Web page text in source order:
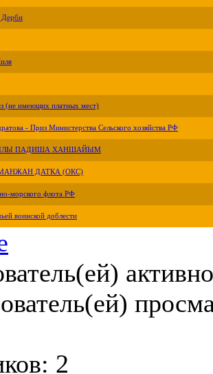
Дерби
(не имеющих платных мест)
- Приз Министерства Сельского хозяйства РФ
ПАДИША ХАНШАЙЫМ
ДАТКА (ОКС)
морского флота РФ
воинской доблести
активно
2